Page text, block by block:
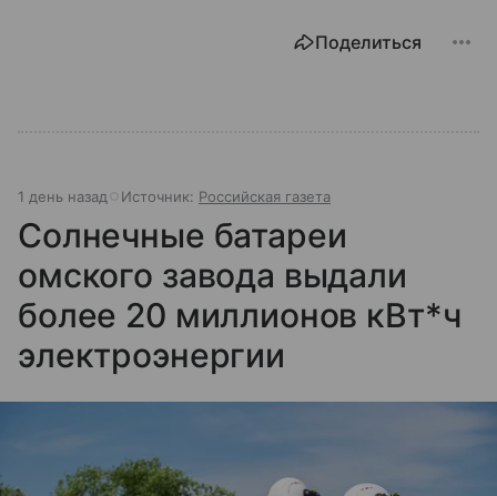
Поделиться
1 день назад Источник: Российская газета
Солнечные батареи
омского завода выдали
более 20 миллионов кВт*ч
электроэнергии